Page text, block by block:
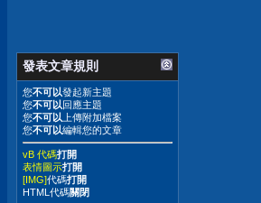
發表文章規則
您不可以發起新主題
您不可以回應主題
您不可以 上傳附加檔案
您不可以編輯您的文章
vB 代碼打開
表情圖示打開
[IMG]代碼打開
HTML代碼關閉